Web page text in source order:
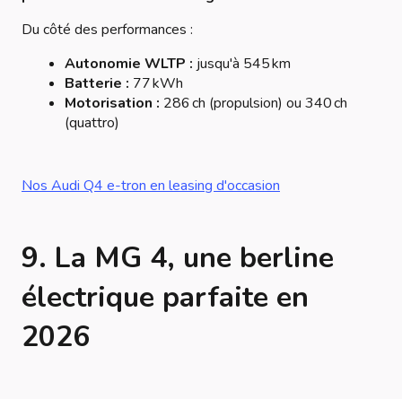
Du côté des performances :
Autonomie WLTP : jusqu'à 545 km
Batterie : 77 kWh
Motorisation : 286 ch (propulsion) ou 340 ch
(quattro)
Nos Audi Q4 e-tron en leasing d'occasion
9. La MG 4, une berline
électrique parfaite en
2026